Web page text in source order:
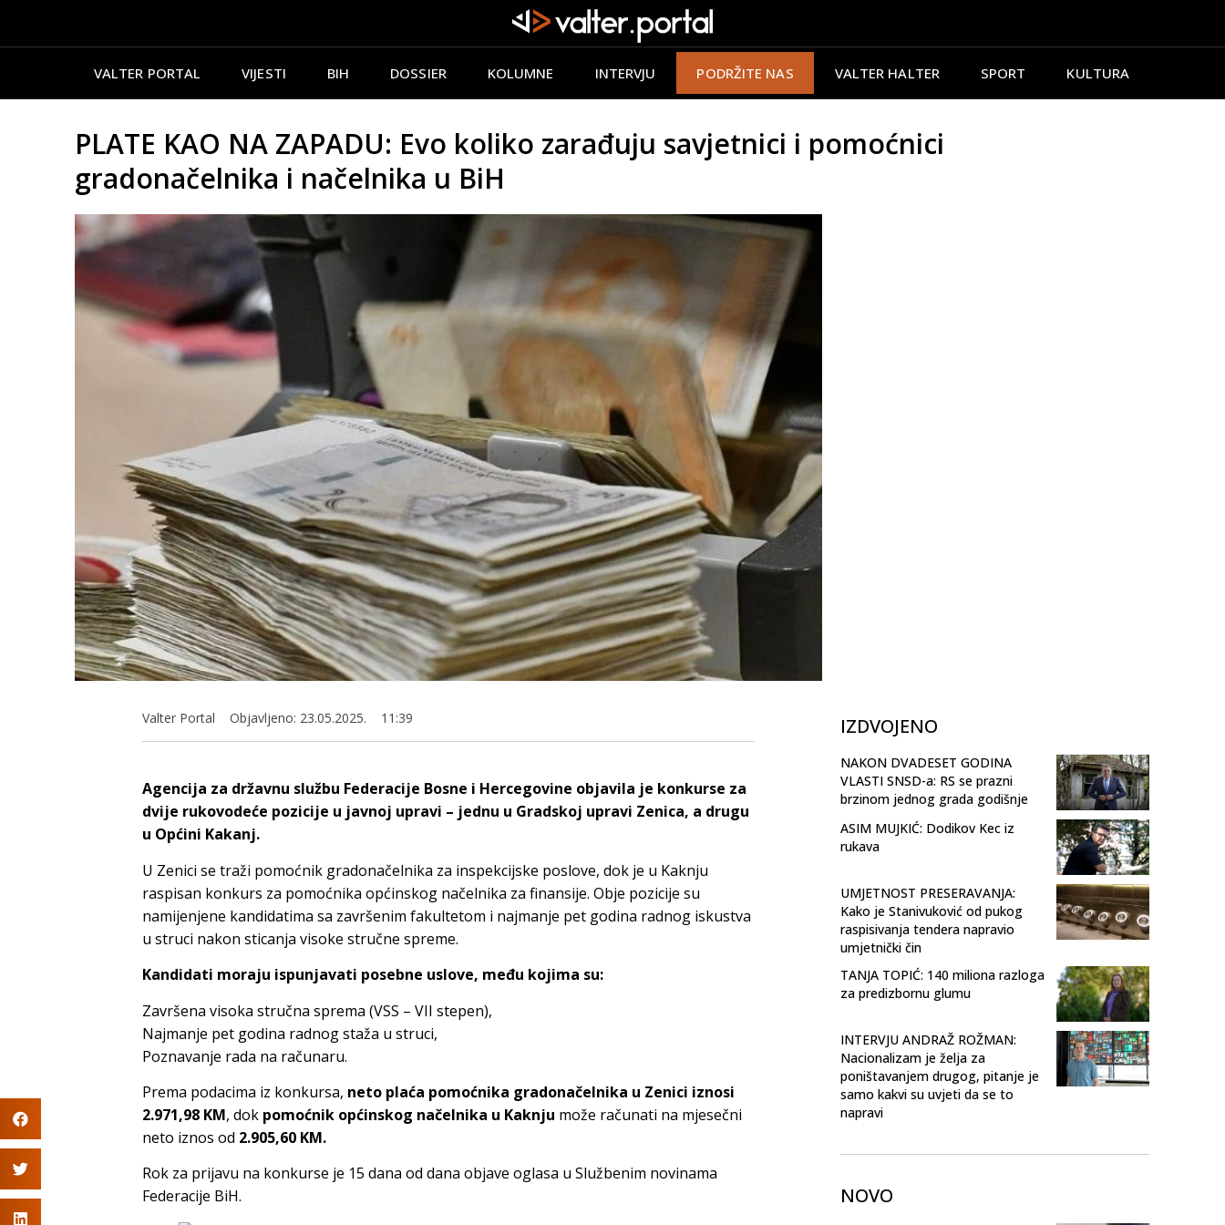
VALTER PORTAL VIJESTI BIH DOSSIER KOLUMNE INTERVJU PODRŽITE NAS VALTER HALTER SPORT KULTURA
PLATE KAO NA ZAPADU: Evo koliko zarađuju savjetnici i pomoćnici
gradonačelnika i načelnika u BiH
Valter Portal Objavljeno: 23.05.2025. 11:39
Agencija za državnu službu Federacije Bosne i Hercegovine objavila je konkurse za
dvije rukovodeće pozicije u javnoj upravi – jednu u Gradskoj upravi Zenica, a drugu
u Općini Kakanj.
U Zenici se traži pomoćnik gradonačelnika za inspekcijske poslove, dok je u Kaknju
raspisan konkurs za pomoćnika općinskog načelnika za finansije. Obje pozicije su
namijenjene kandidatima sa završenim fakultetom i najmanje pet godina radnog iskustva
u struci nakon sticanja visoke stručne spreme.
Kandidati moraju ispunjavati posebne uslove, među kojima su:
Završena visoka stručna sprema (VSS – VII stepen),
Najmanje pet godina radnog staža u struci,
Poznavanje rada na računaru.
Prema podacima iz konkursa, neto plaća pomoćnika gradonačelnika u Zenici iznosi
2.971,98 KM, dok pomoćnik općinskog načelnika u Kaknju može računati na mjesečni
neto iznos od 2.905,60 KM.
Rok za prijavu na konkurse je 15 dana od dana objave oglasa u Službenim novinama
Federacije BiH.
IZDVOJENO
NAKON DVADESET GODINA
VLASTI SNSD-a: RS se prazni
brzinom jednog grada godišnje
ASIM MUJKIĆ: Dodikov Kec iz
rukava
UMJETNOST PRESERAVANJA:
Kako je Stanivuković od pukog
raspisivanja tendera napravio
umjetnički čin
TANJA TOPIĆ: 140 miliona razloga
za predizbornu glumu
INTERVJU ANDRAŽ ROŽMAN:
Nacionalizam je želja za
poništavanjem drugog, pitanje je
samo kakvi su uvjeti da se to
napravi
NOVO